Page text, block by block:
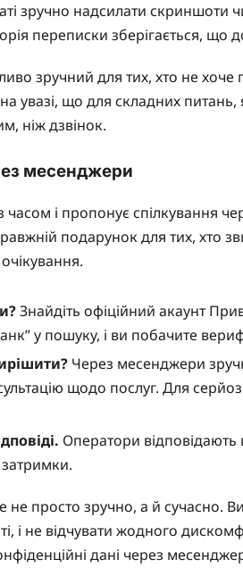
зручно надсилати скриншоти
переписки зберігається,
зручний для тих, хто не
увазі, що для складних
ніж дзвінок.
месенджери
часом і пропонує спілкування
подарунок для тих, хто
Знайдіть офіційний акаунт
у пошуку, і ви побачите
Через месенджери
щодо послуг. Для
Оператори
просто зручно, а й сучасно.
і не відчувати жодного
дані через